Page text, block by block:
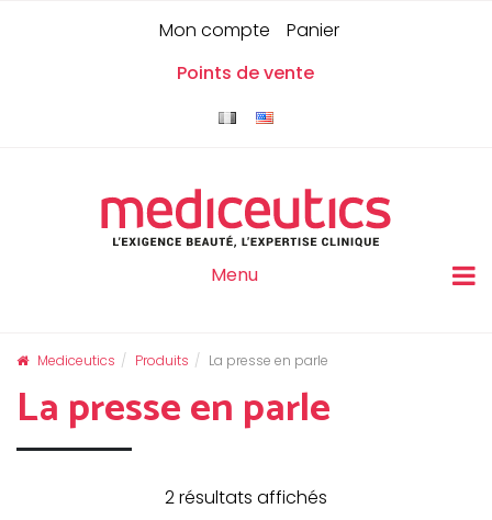
Points de vente
Mon compte Panier
Menu
Mediceutics Produits La presse en parle
La presse en parle
2 résultats affichés